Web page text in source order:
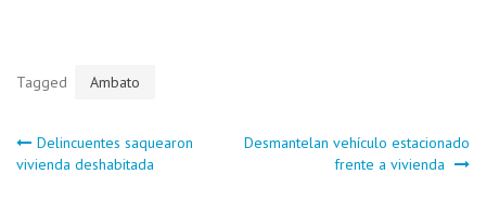
Tagged Ambato
Navegación
Delincuentes saquearon
vivienda deshabitada
Desmantelan vehículo estacionado
frente a vivienda